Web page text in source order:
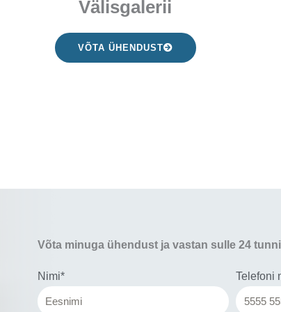
Välisgalerii
VÕTA ÜHENDUST
Võta minuga ühendust ja vastan sulle 24
Nimi* Telefoni